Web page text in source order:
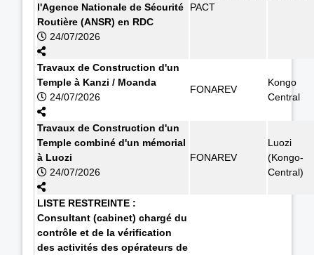
l'Agence Nationale de Sécurité
Routière (ANSR) en RDC
24/07/2026
PACT
Travaux de Construction d'un
Temple à Kanzi / Moanda
24/07/2026
FONAREV
Kongo
Central
Travaux de Construction d'un
Temple combiné d'un mémorial
à Luozi
24/07/2026
FONAREV
Luozi
(Kongo-
Central)
LISTE RESTREINTE :
Consultant (cabinet) chargé du
contrôle et de la vérification
des activités des opérateurs de